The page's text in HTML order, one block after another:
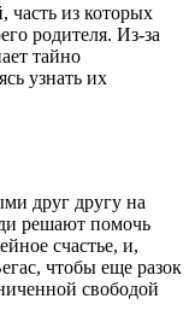
часть из которых
родителя. Из-за
тайно
узнать их
друг другу на
решают помочь
счастье, и,
чтобы еще разок
свободой